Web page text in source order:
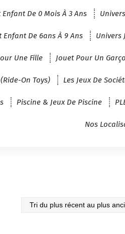
De 0 Mois À 3 Ans
Enfant De 6ans À 9 Ans Univers
Une Fille Jouet Pour Un
On Toys) Les Jeux De
Piscine & Jeux De Piscine
Nos